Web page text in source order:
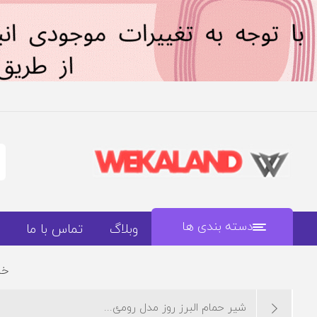
دسته بندی ها وبلاگ تماس با ما
شیر حمام البرز روز مدل رومئ...